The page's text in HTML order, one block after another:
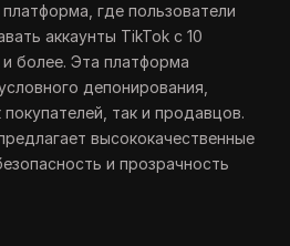
где пользователи
аккаунты TikTok с 10
более. Эта платформа
депонирования,
так и продавцов.
высококачественные
и прозрачность